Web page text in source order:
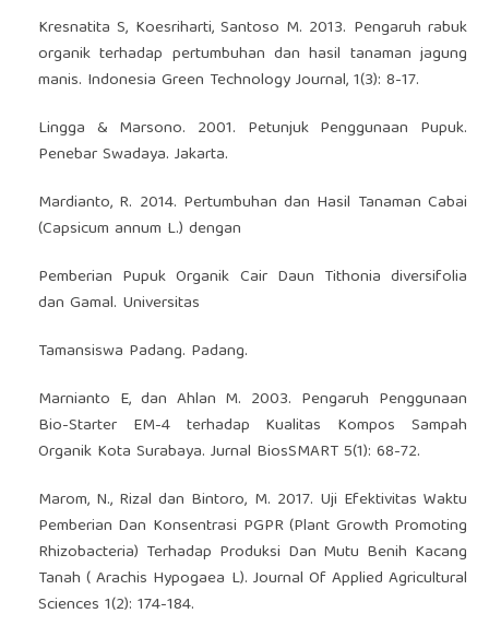
Kresnatita S, Koesriharti, Santoso M. 2013. Pengaruh rabuk
organik terhadap pertumbuhan dan hasil tanaman jagung
manis. Indonesia Green Technology Journal, 1(3): 8-17.
Lingga & Marsono. 2001. Petunjuk Penggunaan Pupuk.
Penebar Swadaya. Jakarta.
Mardianto, R. 2014. Pertumbuhan dan Hasil Tanaman Cabai
(Capsicum annum L.) dengan
Pemberian Pupuk Organik Cair Daun Tithonia diversifolia
dan Gamal. Universitas
Tamansiswa Padang. Padang.
Marnianto E, dan Ahlan M. 2003. Pengaruh Penggunaan
Bio-Starter EM-4 terhadap Kualitas Kompos Sampah
Organik Kota Surabaya. Jurnal BiosSMART 5(1): 68-72.
Marom, N., Rizal dan Bintoro, M. 2017. Uji Efektivitas Waktu
Pemberian Dan Konsentrasi PGPR (Plant Growth Promoting
Rhizobacteria) Terhadap Produksi Dan Mutu Benih Kacang
Tanah ( Arachis Hypogaea L). Journal Of Applied Agricultural
Sciences 1(2): 174-184.